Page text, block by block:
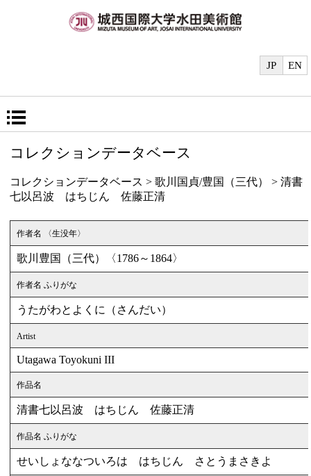
EN
JP
コレクションデータベース
コレクションデータベース > 歌川国貞/豊国（三代）
> 清書
七以呂波 はちじん 佐藤正清
作者名 〈生没年〉
歌川豊国（三代）〈1786～1864〉
作者名 ふりがな
うたがわとよくに（さんだい）
Artist
Utagawa Toyokuni III
作品名
清書七以呂波 はちじん 佐藤正清
作品名 ふりがな
せいしょななついろは はちじん さとうまさきよ